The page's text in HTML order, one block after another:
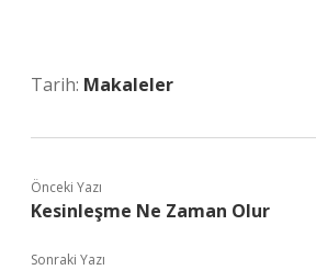
Tarih: Makaleler
Önceki Yazı
Kesinleşme Ne Zaman Olur
Sonraki Yazı